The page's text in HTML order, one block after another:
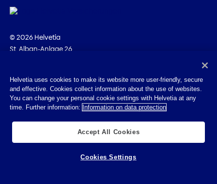
© 2026 Helvetia
St. Alban-Anlage 26
Impressum
Indications juridiques
Helvetia uses cookies to make its website more user-friendly, secure
and effective. Cookies collect information about the use of websites.
You can change your personal cookie settings with Helvetia at any
time. Further information: Information on data protection
Accept All Cookies
Cookies Settings